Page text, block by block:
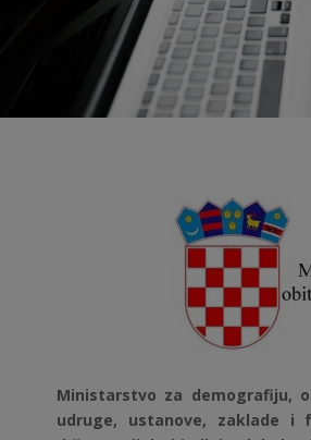
Ministarstvo za demografiju,
udruge, ustanove, zaklade i